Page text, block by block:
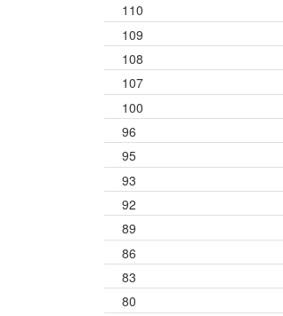
110
109
108
107
100
96
95
93
92
89
86
83
80